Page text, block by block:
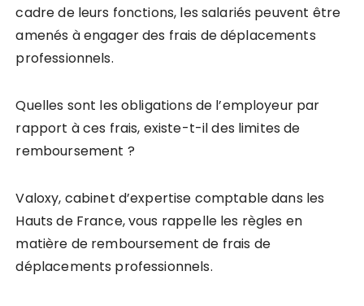
cadre de leurs fonctions, les salariés peuvent être
amenés à engager des frais de déplacements
professionnels.
Quelles sont les obligations de l’employeur par
rapport à ces frais, existe-t-il des limites de
remboursement ?
Valoxy, cabinet d’expertise comptable dans les
Hauts de France, vous rappelle les règles en
matière de remboursement de frais de
déplacements professionnels.